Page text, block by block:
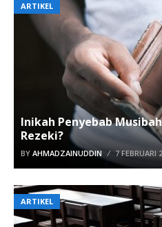
ARTIKEL
Inikah Penyebab
Rezeki?
BY AHMADZAINUDDIN 7 FEBRUARI
ARTIKEL